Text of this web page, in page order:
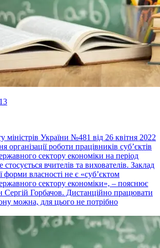
міністрів України №481 від 26 квітня 2022
організації роботи працівників суб’єктів
сектору економіки на період
вчителів та вихователів. Заклад
форми власності не є «суб’єктом
сектору економіки», – пояснює
Сергій Горбачов. Дистанційно працювати
можна, для цього не потрібно